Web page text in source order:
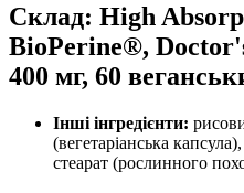
Склад: High
BioPerine®,
400 мг, 60
Інші інгредієнти:
(вегетаріанська
стеарат (рослинного